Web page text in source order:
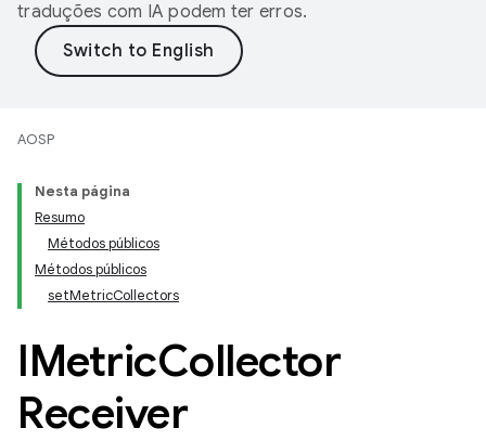
traduções com IA podem ter erros.
AOSP
Nesta página
Resumo
Métodos públicos
Métodos públicos
setMetricCollectors
IMetricCollector
Receiver